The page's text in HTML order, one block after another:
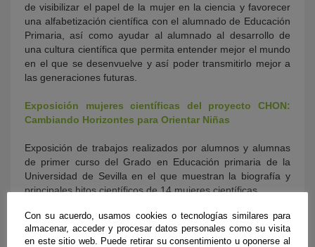
de visibilizar el papel de la mujer en la ciencia y favorecer
una alfabetización científica con el alumnado de Educación
Primaria, así como ayudar al alumnado al desarrollo de
una cultura científica que permita entender mejor el mundo
en el que se desenvuelve y así poder transmitirlo mejor a
las generaciones futuras.
Exposición mujeres científicas del proyecto CHON:
Cambiando Horizontes para Orientar Niñas
Exposición de trabajos realizados por alumnos y alumnas
de primer curso del Grado en Educación primaria de la
Universidad de Sevilla en el que muestran la biografía y
principales hitos científicos de 14 mujeres científicas.
Exposición mujeres científicas en el Museo
Pedagógico
Con su acuerdo, usamos cookies o tecnologías similares para
almacenar, acceder y procesar datos personales como su visita
en este sitio web. Puede retirar su consentimiento u oponerse al